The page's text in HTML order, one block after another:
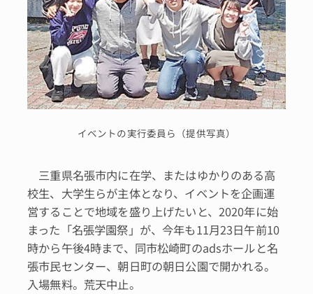
イベントの実行委員ら（提供写真）
三重県名張市内に在学、またはゆかりのある高
校生、大学生らが主体となり、イベントを企画運
営することで地域を盛り上げたいと、2020年に始
まった「名張学園祭」が、今年も11月23日午前10
時から午後4時まで、同市松崎町のadsホールと名
張市民センター、朝日町の朝日公園で開かれる。
入場無料。荒天中止。